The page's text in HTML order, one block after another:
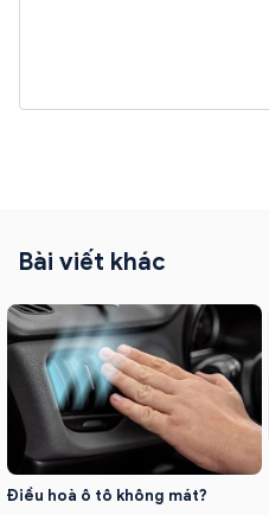
Bài viết khác
Điều hoà ô tô không mát?